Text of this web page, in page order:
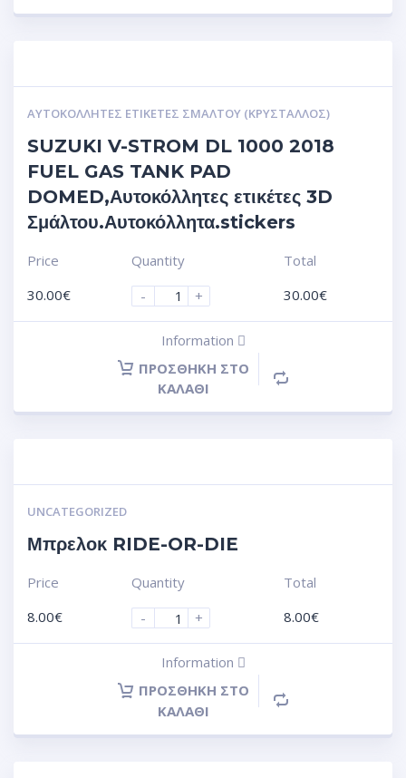
ΑΥΤΟΚΌΛΛΗΤΕΣ ΕΤΙΚΈΤΕΣ ΣΜΆΛΤΟΥ (ΚΡΥΣΤΑΛΛΟΣ)
SUZUKI V-STROM DL 1000 2018
FUEL GAS TANK PAD
DOMED,Αυτοκόλλητες ετικέτες 3D
Σμάλτου.Αυτοκόλλητα.stickers
Price
30.00€
Quantity
-
+
Total
30.00€
Information
ΠΡΟΣΘΉΚΗ ΣΤΟ
ΚΑΛΆΘΙ
UNCATEGORIZED
Μπρελοκ RIDE-OR-DIE
Price
8.00€
Quantity
-
+
Total
8.00€
Information
ΠΡΟΣΘΉΚΗ ΣΤΟ
ΚΑΛΆΘΙ